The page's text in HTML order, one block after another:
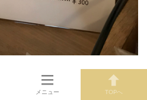
ぱい注文してしまった…（汗）
ョコラが美味しかった！
メニュー TOPへ